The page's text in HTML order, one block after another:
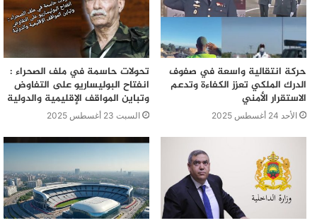
حركة انتقالية واسعة في صفوف
الدرك الملكي تعزز الكفاءة وتدعم
الاستقرار الأمني
الأحد 24 أغسطس 2025
تحولات حاسمة في ملف الصحراء :
انفتاح البوليساريو على التفاوض
وتباين المواقف الإقليمية والدولية
السبت 23 أغسطس 2025